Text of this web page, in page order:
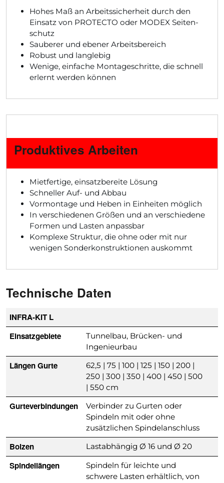
Hohes Maß an Arbeitssicherheit durch den
Einsatz von PROTECTO oder MODEX Seiten­
schutz
Sauberer und ebener Arbeitsbereich
Robust und langlebig
Wenige, einfache Montageschritte, die schnell
erlernt werden können
Produktives Arbeiten
Mietfertige, einsatzbereite Lösung
Schneller Auf- und Abbau
Vormontage und Heben in Einheiten möglich
In verschiedenen Größen und an verschiedene
Formen und Lasten anpassbar
Komplexe Struktur, die ohne oder mit nur
wenigen Sonderkonstruktionen auskommt
Technische Daten
INFRA-KIT L
Einsatzgebiete
Tunnelbau, Brücken- und
Ingenieurbau
Längen Gurte
62,5 | 75 | 100 | 125 | 150 | 200 |
250 | 300 | 350 | 400 | 450 | 500
| 550 cm
Gurteverbindungen
Verbinder zu Gurten oder
Spindeln mit oder ohne
zusätzlichen Spindelanschluss
Bolzen Lastabhängig Ø 16 und Ø 20
Spindellängen
Spindeln für leichte und
schwere Lasten erhältlich, von